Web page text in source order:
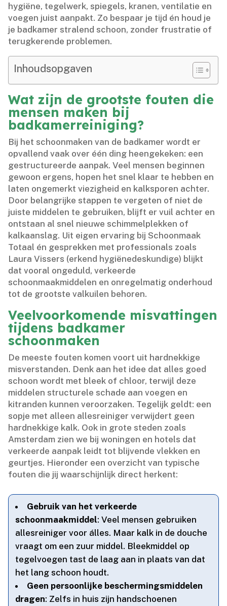
hygiëne, tegelwerk, spiegels, kranen, ventilatie en
voegen juist aanpakt.​ Zo bespaar je tijd én houd je
je badkamer stralend schoon, zonder frustratie of
terugkerende problemen.​
Inhoudsopgaven
Wat zijn de grootste fouten die
mensen maken bij
badkamerreiniging?
Bij het schoonmaken van de badkamer wordt er
opvallend vaak over één ding heengekeken: een
gestructureerde aanpak.​ Veel mensen beginnen
gewoon ergens, hopen het snel klaar te hebben en
laten ongemerkt viezigheid en kalksporen achter.​
Door belangrijke stappen te vergeten of niet de
juiste middelen te gebruiken, blijft er vuil achter en
ontstaan al snel nieuwe schimmelplekken of
kalkaanslag.​ Uit eigen ervaring bij Schoonmaak
Totaal én gesprekken met professionals zoals
Laura Vissers (erkend hygiënedeskundige) blijkt
dat vooral ongeduld, verkeerde
schoonmaakmiddelen en onregelmatig onderhoud
tot de grootste valkuilen behoren.​
Veelvoorkomende misvattingen
tijdens badkamer
schoonmaken
De meeste fouten komen voort uit hardnekkige
misverstanden.​ Denk aan het idee dat alles goed
schoon wordt met bleek of chloor, terwijl deze
middelen structurele schade aan voegen en
kitranden kunnen veroorzaken.​ Tegelijk geldt: een
sopje met alleen allesreiniger verwijdert geen
hardnekkige kalk.​ Ook in grote steden zoals
Amsterdam zien we bij woningen en hotels dat
verkeerde aanpak leidt tot blijvende vlekken en
geurtjes.​ Hieronder een overzicht van typische
fouten die jij waarschijnlijk direct herkent:
Gebruik van het verkeerde
schoonmaakmiddel: Veel mensen gebruiken
allesreiniger voor álles.​ Maar kalk in de douche
vraagt om een zuur middel.​ Bleekmiddel op
tegelvoegen tast de laag aan in plaats van dat
het lang schoon houdt.​
Geen persoonlijke beschermingsmiddelen
dragen: Zelfs in huis zijn handschoenen